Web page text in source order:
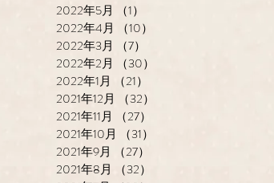
2022年5月 （1）
2022年4月
（10）
2022年3月
（7）
2022年2月
（30）
2022年1月
（21）
2021年12月
（32）
2021年11月
（27）
2021年10月
（31）
2021年9月
（27）
2021年8月
（32）